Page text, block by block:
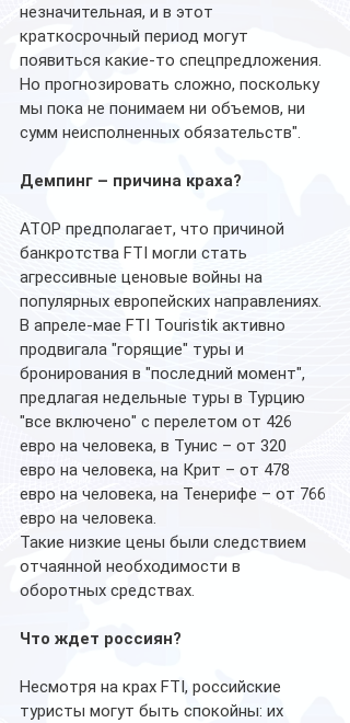
незначительная, и в этот
краткосрочный период могут
появиться какие-то спецпредложения.
Но прогнозировать сложно, поскольку
мы пока не понимаем ни объемов, ни
сумм неисполненных обязательств".
Демпинг – причина краха?
АТОР предполагает, что причиной
банкротства FTI могли стать
агрессивные ценовые войны на
популярных европейских направлениях.
В апреле-мае FTI Touristik активно
продвигала "горящие" туры и
бронирования в "последний момент",
предлагая недельные туры в Турцию
"все включено" с перелетом от 426
евро на человека, в Тунис – от 320
евро на человека, на Крит – от 478
евро на человека, на Тенерифе – от 766
евро на человека.
Такие низкие цены были следствием
отчаянной необходимости в
оборотных средствах.
Что ждет россиян?
Несмотря на крах FTI, российские
туристы могут быть спокойны: их